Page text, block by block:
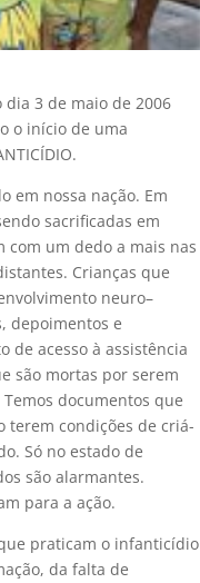
3 de maio de 2006
o início de uma
em nossa nação. Em
sacrificadas em
com um dedo a mais nas
Crianças que
neuro–
depoimentos e
de acesso à assistência
são mortas por serem
documentos que
terem condições de criá-
Só no estado de
são alarmantes.
para a ação.
praticam o infanticídio
da falta de